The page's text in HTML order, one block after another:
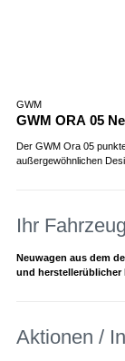
GWM
GWM ORA 05
Der GWM Ora 05
außergewöhnlichen
Ihr
Neuwagen aus dem
Aktionen /